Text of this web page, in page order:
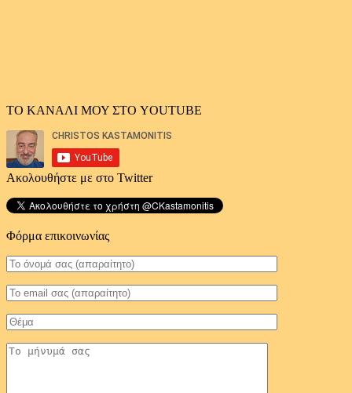
ΤΟ ΚΑΝΑΛΙ ΜΟΥ ΣΤΟ YOUTUBE
Ακολουθήστε με στο Twitter
Φόρμα επικοινωνίας